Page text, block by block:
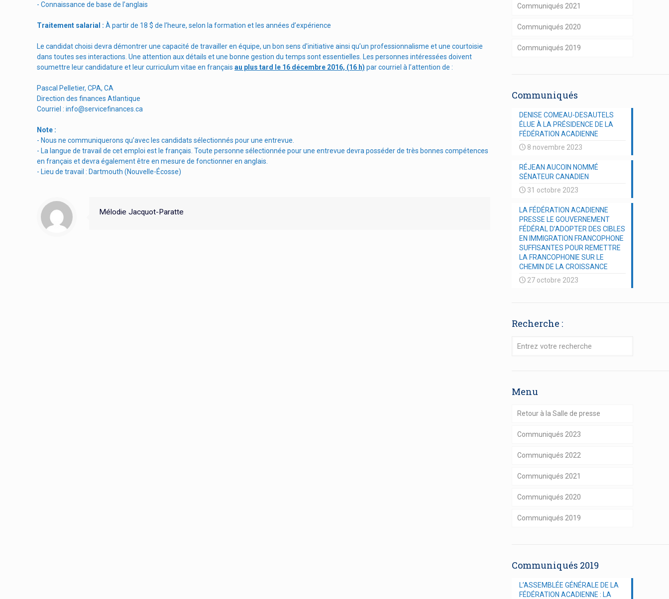
- Connaissance de base de l’anglais
Traitement salarial : À partir de 18 $ de l’heure, selon la formation et les années d’expérience
Le candidat choisi devra démontrer une capacité de travailler en équipe, un bon sens d'initiative ainsi qu’un professionnalisme et une courtoisie
dans toutes ses interactions. Une attention aux détails et une bonne gestion du temps sont essentielles. Les personnes intéressées doivent
soumettre leur candidature et leur curriculum vitae en français au plus tard le 16 décembre 2016, (16 h) par courriel à l’attention de :
Pascal Pelletier, CPA, CA
Direction des finances Atlantique
Courriel : info@servicefinances.ca
Note :
- Nous ne communiquerons qu’avec les candidats sélectionnés pour une entrevue.
- La langue de travail de cet emploi est le français. Toute personne sélectionnée pour une entrevue devra posséder de très bonnes compétences
en français et devra également être en mesure de fonctionner en anglais.
- Lieu de travail : Dartmouth (Nouvelle-Écosse)
Mélodie Jacquot-Paratte
Communiqués 2021
Communiqués 2020
Communiqués 2019
Communiqués
DENISE COMEAU-DESAUTELS
ÉLUE À LA PRÉSIDENCE DE LA
FÉDÉRATION ACADIENNE
8 novembre 2023
RÉJEAN AUCOIN NOMMÉ
SÉNATEUR CANADIEN
31 octobre 2023
LA FÉDÉRATION ACADIENNE
PRESSE LE GOUVERNEMENT
FÉDÉRAL D’ADOPTER DES CIBLES
EN IMMIGRATION FRANCOPHONE
SUFFISANTES POUR REMETTRE
LA FRANCOPHONIE SUR LE
CHEMIN DE LA CROISSANCE
27 octobre 2023
Recherche :
Menu
Retour à la Salle de presse
Communiqués 2023
Communiqués 2022
Communiqués 2021
Communiqués 2020
Communiqués 2019
Communiqués 2019
L’ASSEMBLÉE GÉNÉRALE DE LA
FÉDÉRATION ACADIENNE : LA